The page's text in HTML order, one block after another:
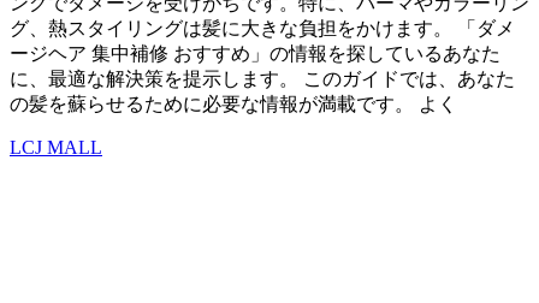
グ、熱スタイリングは髪に大きな負担をかけます。 「ダメ
ージヘア 集中補修 おすすめ」の情報を探しているあなた
に、最適な解決策を提示します。 このガイドでは、あなた
の髪を蘇らせるために必要な情報が満載です。 よく
LCJ MALL